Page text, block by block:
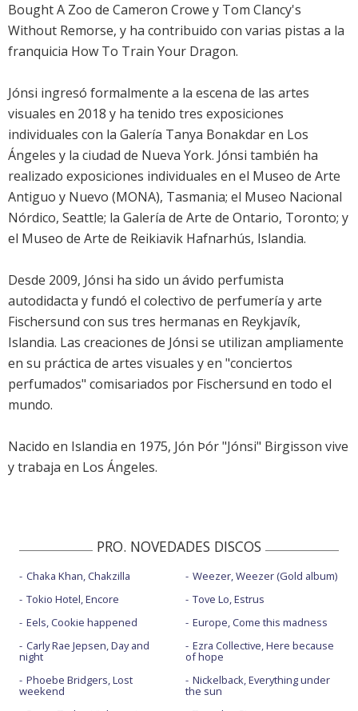
Bought A Zoo de Cameron Crowe y Tom Clancy's
Without Remorse, y ha contribuido con varias pistas a la
franquicia How To Train Your Dragon.
Jónsi ingresó formalmente a la escena de las artes
visuales en 2018 y ha tenido tres exposiciones
individuales con la Galería Tanya Bonakdar en Los
Ángeles y la ciudad de Nueva York. Jónsi también ha
realizado exposiciones individuales en el Museo de Arte
Antiguo y Nuevo (MONA), Tasmania; el Museo Nacional
Nórdico, Seattle; la Galería de Arte de Ontario, Toronto; y
el Museo de Arte de Reikiavik Hafnarhús, Islandia.
Desde 2009, Jónsi ha sido un ávido perfumista
autodidacta y fundó el colectivo de perfumería y arte
Fischersund con sus tres hermanas en Reykjavík,
Islandia. Las creaciones de Jónsi se utilizan ampliamente
en su práctica de artes visuales y en "conciertos
perfumados" comisariados por Fischersund en todo el
mundo.
Nacido en Islandia en 1975, Jón Þór "Jónsi" Birgisson vive
y trabaja en Los Ángeles.
PRO. NOVEDADES DISCOS
Chaka Khan, Chakzilla
Tokio Hotel, Encore
Eels, Cookie happened
Carly Rae Jepsen, Day and
night
Phoebe Bridgers, Lost
weekend
Weezer, Weezer (Gold album)
Tove Lo, Estrus
Europe, Come this madness
Ezra Collective, Here because
of hope
Nickelback, Everything under
the sun